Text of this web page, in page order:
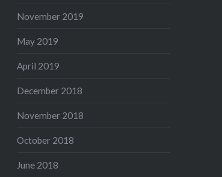
November 2019
May 2019
April 2019
December 2018
November 2018
October 2018
June 2018